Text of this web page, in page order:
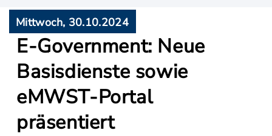
Mittwoch, 30.10.2024
E-Government: Neue
Basisdienste sowie
eMWST-Portal
präsentiert